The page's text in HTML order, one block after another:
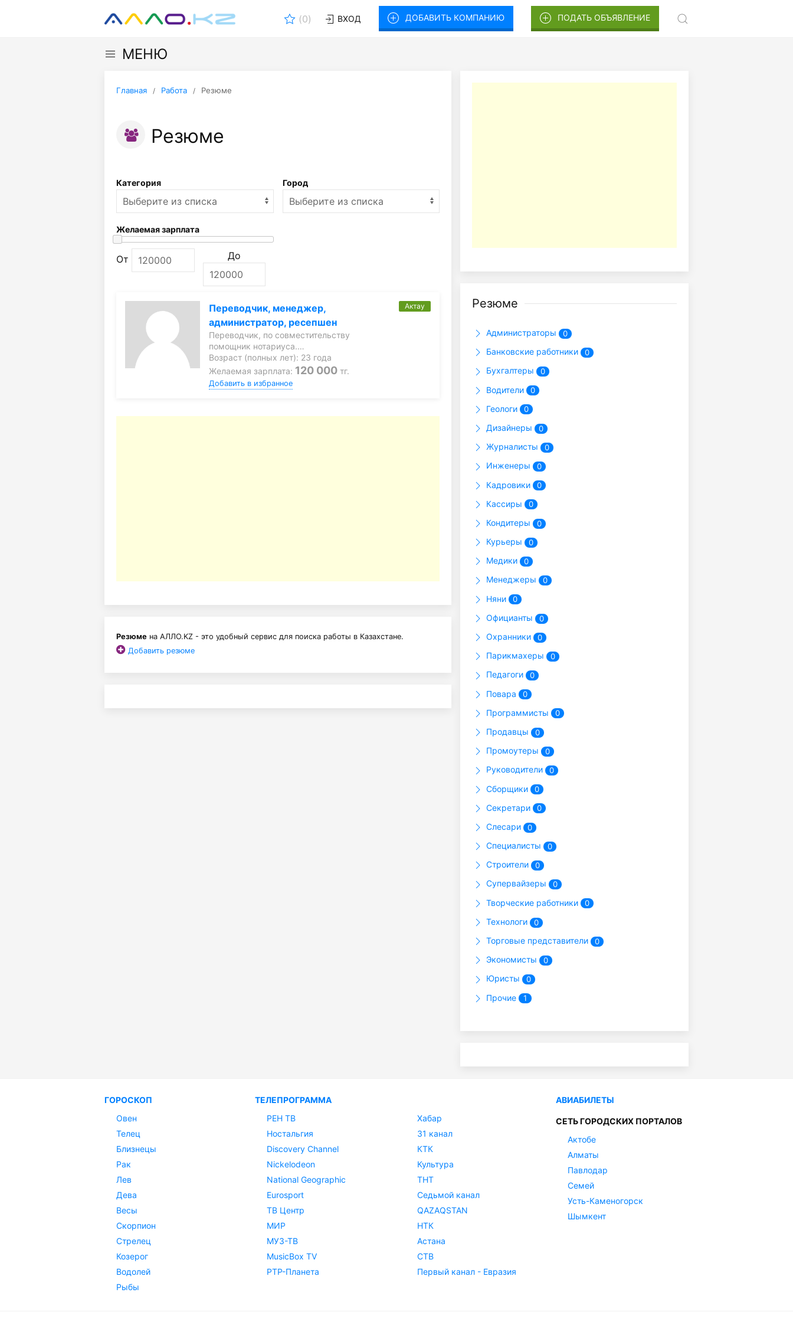
(0) ВХОД ДОБАВИТЬ КОМПАНИЮ ПОДАТЬ ОБЪЯВЛЕНИЕ
МЕНЮ
Главная Работа Резюме
Резюме
Категория Город
Желаемая зарплата
От До
Переводчик, менеджер,
администратор, ресепшен
Переводчик, по совместительству
помощник нотариуса.…
Возраст (полных лет): 23 года
Желаемая зарплата: 120 000 тг.
Добавить в избранное
Актау
Резюме на АЛЛО.KZ - это удобный сервис для поиска работы в Казахстане.
Добавить резюме
Резюме
Администраторы 0
Банковские работники 0
Бухгалтеры 0
Водители 0
Геологи 0
Дизайнеры 0
Журналисты 0
Инженеры 0
Кадровики 0
Кассиры 0
Кондитеры 0
Курьеры 0
Медики 0
Менеджеры 0
Няни 0
Официанты 0
Охранники 0
Парикмахеры 0
Педагоги 0
Повара 0
Программисты 0
Продавцы 0
Промоутеры 0
Руководители 0
Сборщики 0
Секретари 0
Слесари 0
Специалисты 0
Строители 0
Супервайзеры 0
Творческие работники 0
Технологи 0
Торговые представители 0
Экономисты 0
Юристы 0
Прочие 1
ГОРОСКОП
Овен
Телец
Близнецы
Рак
Лев
Дева
Весы
Скорпион
Стрелец
Козерог
Водолей
Рыбы
ТЕЛЕПРОГРАММА
РЕН ТВ
Ностальгия
Discovery Channel
Nickelodeon
National Geographic
Eurosport
ТВ Центр
МИР
МУЗ-ТВ
MusicBox TV
РТР-Планета
Хабар
31 канал
КТК
Культура
ТНТ
Седьмой канал
QAZAQSTAN
НТК
Астана
СТВ
Первый канал - Евразия
АВИАБИЛЕТЫ
СЕТЬ ГОРОДСКИХ ПОРТАЛОВ
Актобе
Алматы
Павлодар
Семей
Усть-Каменогорск
Шымкент